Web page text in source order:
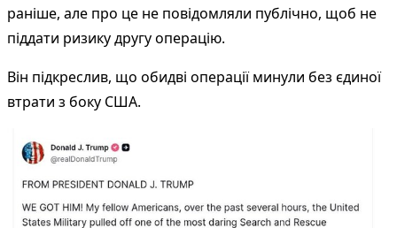
раніше, але про це не повідомляли публічно, щоб не
піддати ризику другу операцію.
Він підкреслив, що обидві операції минули без єдиної
втрати з боку США.